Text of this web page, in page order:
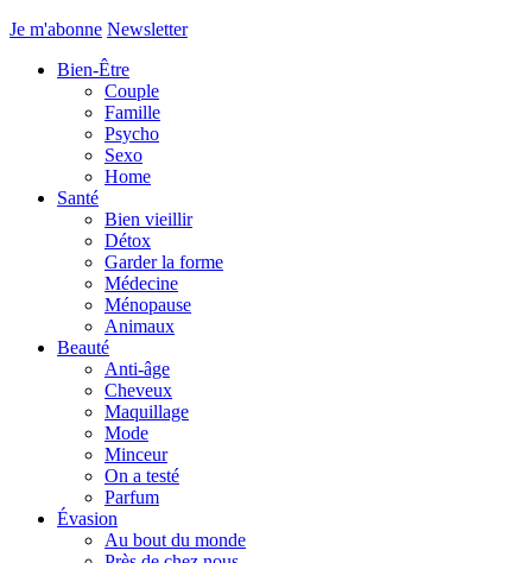
Je m'abonne Newsletter
Bien-Être
Couple
Famille
Psycho
Sexo
Home
Santé
Bien vieillir
Détox
Garder la forme
Médecine
Ménopause
Animaux
Beauté
Anti-âge
Cheveux
Maquillage
Mode
Minceur
On a testé
Parfum
Évasion
Au bout du monde